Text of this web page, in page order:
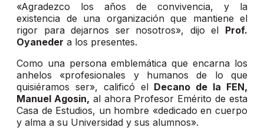
«Agradezco los años de convivencia, y la
existencia de una organización que mantiene el
rigor para dejarnos ser nosotros», dijo el Prof.
Oyaneder a los presentes.
Como una persona emblemática que encarna los
anhelos «profesionales y humanos de lo que
quisiéramos ser», calificó el Decano de la FEN,
Manuel Agosin, al ahora Profesor Emérito de esta
Casa de Estudios, un hombre «dedicado en cuerpo
y alma a su Universidad y sus alumnos».